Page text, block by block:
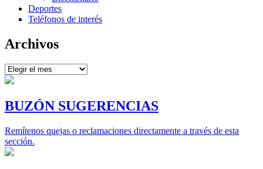
Deportes
Teléfonos de interés
Archivos
Archivos
BUZÓN SUGERENCIAS
Remítenos quejas o reclamaciones directamente a través de esta
sección.